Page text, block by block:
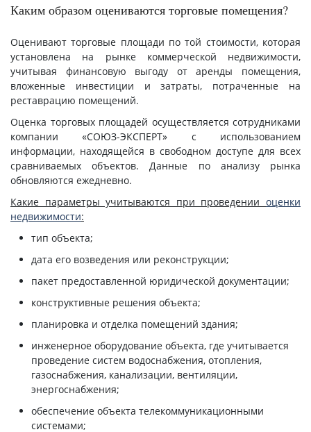
Каким образом оцениваются торговые помещения?
Оценивают торговые площади по той стоимости, которая
установлена на рынке коммерческой недвижимости,
учитывая финансовую выгоду от аренды помещения,
вложенные инвестиции и затраты, потраченные на
реставрацию помещений.
Оценка торговых площадей осуществляется сотрудниками
компании «СОЮЗ-ЭКСПЕРТ» с использованием
информации, находящейся в свободном доступе для всех
сравниваемых объектов. Данные по анализу рынка
обновляются ежедневно.
Какие параметры учитываются при проведении оценки
недвижимости:
тип объекта;
дата его возведения или реконструкции;
пакет предоставленной юридической документации;
конструктивные решения объекта;
планировка и отделка помещений здания;
инженерное оборудование объекта, где учитывается
проведение систем водоснабжения, отопления,
газоснабжения, канализации, вентиляции,
энергоснабжения;
обеспечение объекта телекоммуникационными
системами;